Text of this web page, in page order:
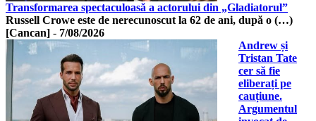
Transformarea spectaculoasă a actorului din „Gladiatorul”
Russell Crowe este de nerecunoscut la 62 de ani, după o (…)
[Cancan] - 7/08/2026
Andrew și
Tristan Tate
cer să fie
eliberați pe
cauțiune.
Argumentul